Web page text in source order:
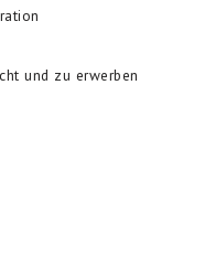
und zu erwerben